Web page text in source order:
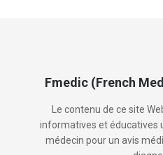
Fmedic (French
Le contenu de ce site
informatives et éducatives
médecin pour un avis